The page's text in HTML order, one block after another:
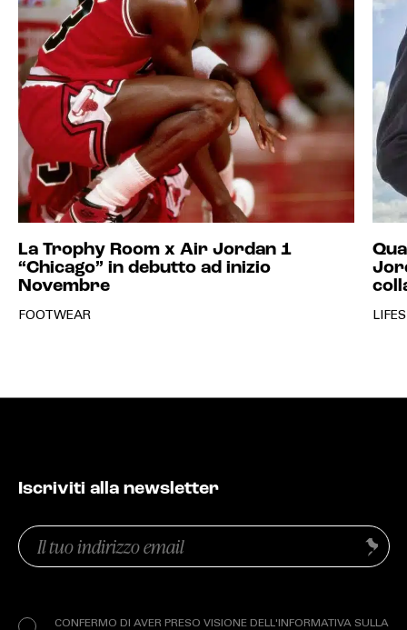
La Trophy Room x Air Jordan 1
“Chicago” in debutto ad inizio
Novembre
FOOTWEAR
Iscriviti alla newsletter
Email
(Obbligatorio)
CONFERMO DI AVER PRESO VISIONE DELL'INFORMATIVA SULLA
Invia